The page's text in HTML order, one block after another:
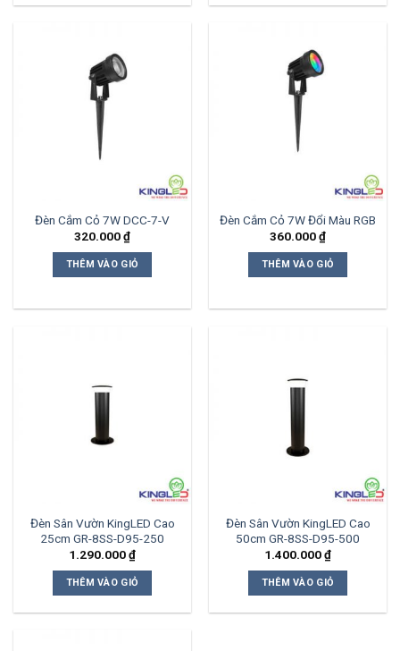
Đèn Cắm Cỏ 7W DCC-7-V
320.000₫
THÊM VÀO GIỎ
Đèn Cắm Cỏ 7W Đổi Màu RGB
360.000₫
THÊM VÀO GIỎ
Đèn Sân Vườn KingLED Cao
25cm GR-8SS-D95-250
1.290.000₫
THÊM VÀO GIỎ
Đèn Sân Vườn KingLED Cao
50cm GR-8SS-D95-500
1.400.000₫
THÊM VÀO GIỎ